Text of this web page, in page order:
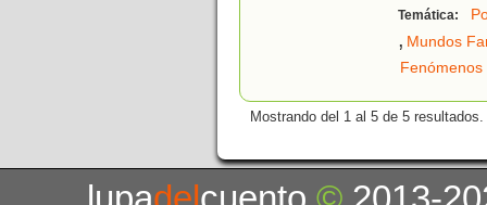
Temática:
, Mundos
Mostrando del 1 al 5 de 5 resultados.